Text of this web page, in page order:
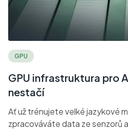
GPU
GPU infrastruktura pro
nestačí
Ať už trénujete velké jazykové
zpracováváte data ze senzorů